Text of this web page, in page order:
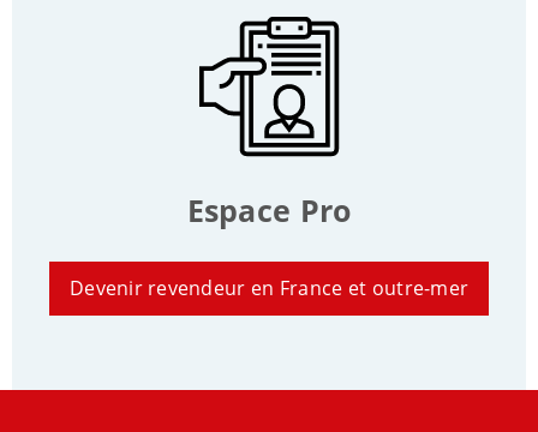
Espace Pro
Devenir revendeur en France et outre-mer